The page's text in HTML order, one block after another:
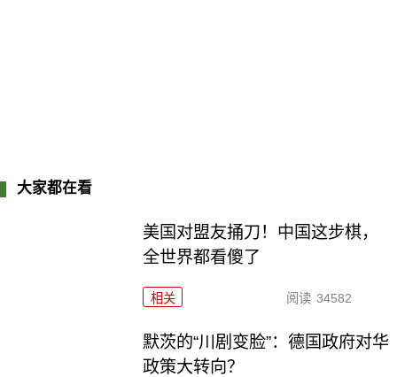
大家都在看
美国对盟友捅刀！中国这步棋，
全世界都看傻了
相关 阅读 34582
默茨的“川剧变脸”：德国政府对华
政策大转向？